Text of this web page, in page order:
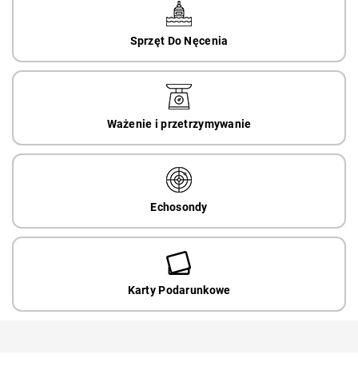
Sprzęt Do Nęcenia
Ważenie i przetrzymywanie
Echosondy
Karty Podarunkowe